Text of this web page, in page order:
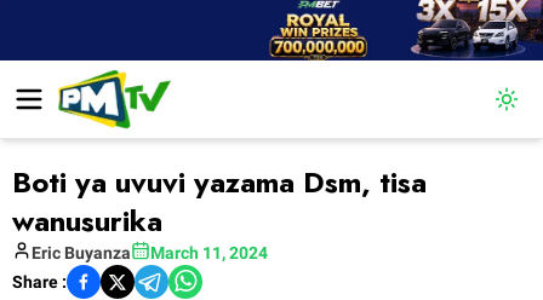
Boti ya uvuvi yazama Dsm, tisa
wanusurika
Eric Buyanza
March 11, 2024
Share :